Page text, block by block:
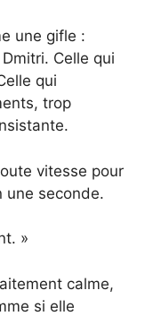
une gifle :
Celle qui
qui
trop
vitesse pour
une seconde.
»
calme,
si elle